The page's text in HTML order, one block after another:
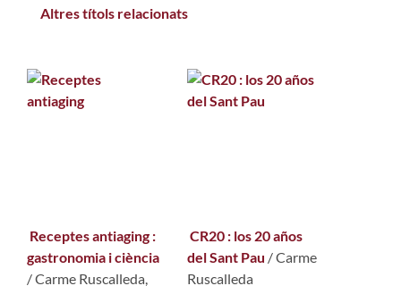
Altres títols relacionats
Receptes antiaging :
gastronomia i ciència
/Carme Ruscalleda,
CR20 : los 20 años
del Sant Pau /Carme
Ruscalleda